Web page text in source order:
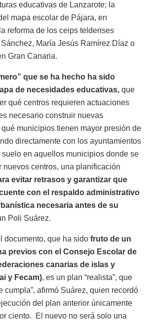
educativas de Lanzarote; la
mapa escolar de Pájara, en
reforma de los ceips teldenses
María Jesús Ramírez Díaz o
Gran Canaria.
que se ha hecho ha sido
de necesidades educativas, que
qué centros requieren actuaciones
necesario construir nuevas
municipios tienen mayor presión de
directamente con los ayuntamientos
suelo en aquellos municipios donde se
nuevos centros, una planificación
evitar retrasos y garantizar que
con el respaldo administrativo
necesaria antes de su
Poli Suárez.
documento, que ha sido fruto de un
previos con el Consejo Escolar de
canarias de islas y
y Fecam), es un plan “realista”, que
cumpla”, afirmó Suárez, quien recordó
del plan anterior únicamente
ciento. El nuevo no será solo una